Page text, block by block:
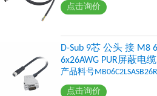
点击询价
D-Sub 9芯 公头 接 M8
6x26AWG PUR屏蔽电
产品料号
点击询价